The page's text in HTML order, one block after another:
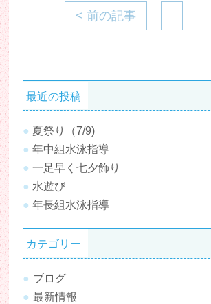
< 前の記事
最近の投稿
夏祭り（7/9)
年中組水泳指導
一足早く七夕飾り
水遊び
年長組水泳指導
カテゴリー
ブログ
最新情報